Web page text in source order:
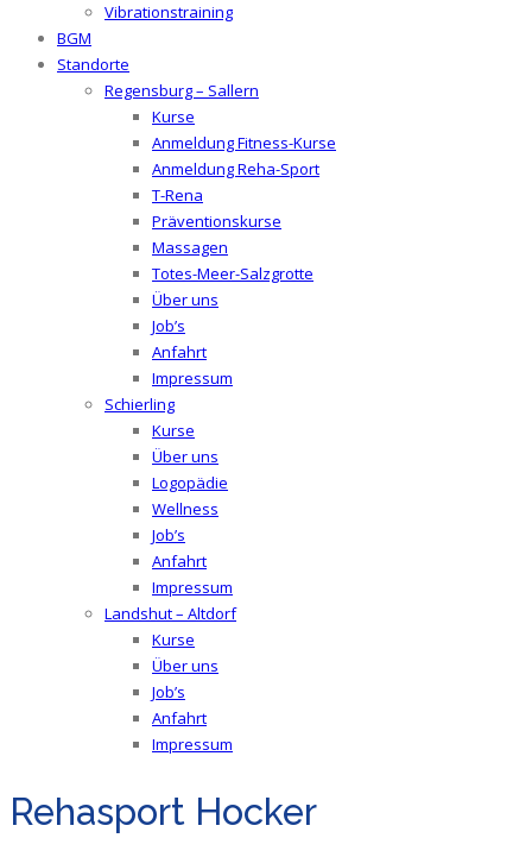
Vibrationstraining
BGM
Standorte
Regensburg – Sallern
Kurse
Anmeldung Fitness-Kurse
Anmeldung Reha-Sport
T-Rena
Präventionskurse
Massagen
Totes-Meer-Salzgrotte
Über uns
Job’s
Anfahrt
Impressum
Schierling
Kurse
Über uns
Logopädie
Wellness
Job’s
Anfahrt
Impressum
Landshut – Altdorf
Kurse
Über uns
Job’s
Anfahrt
Impressum
Rehasport Hocker